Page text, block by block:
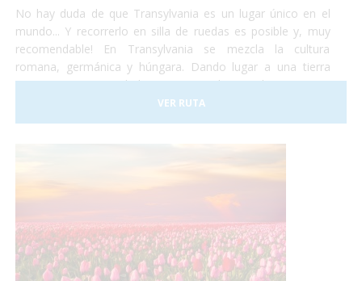
No hay duda de que Transylvania es un lugar único en el
mundo... Y recorrerlo en silla de ruedas es posible y, muy
recomendable! En Transylvania se mezcla la cultura
romana, germánica y húngara. Dando lugar a una tierra
compuesta por ciudades muy variadas, tradiciones muy
diferentes, artes y estilos de vida muy diversos. No lo dudes
más y haz las maletas para ir a conocer Rumania... ¡Te
VER RUTA